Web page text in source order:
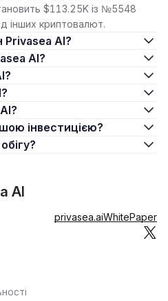
$113.25K із №5548
інших криптовалют.
Privasea AI?
AI?
інвестицією?
AI
privasea.aiWhitePaper